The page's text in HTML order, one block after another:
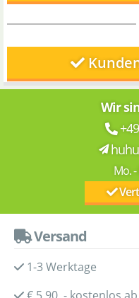
Wir
Mo.
Versand
1-3 Werktage